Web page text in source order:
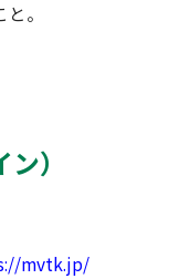
。
）
mvtk.jp/